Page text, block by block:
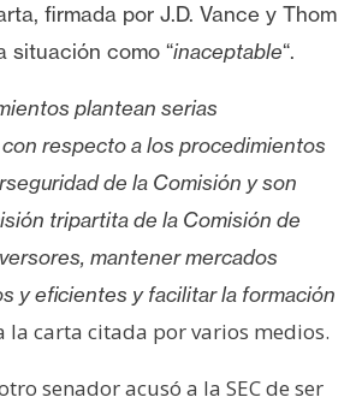
firmada por J.D. Vance y Thom
situación como “inaceptable“.
plantean serias
respecto a los procedimientos
de la Comisión y son
tripartita de la Comisión de
mantener mercados
y eficientes y facilitar la formación
la carta citada por varios medios.
senador acusó a la SEC de ser